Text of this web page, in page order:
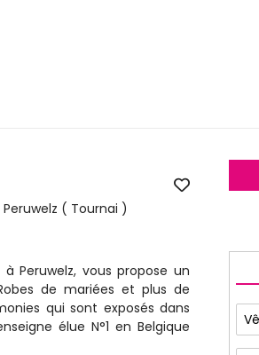
( Tournai )
Peruwelz, vous propose un
de mariées et plus de
qui sont exposés dans
élue N°1 en Belgique